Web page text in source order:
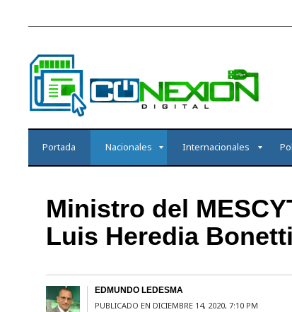
Portada Nacionales Internacionales
Ministro del
Luis Heredia
EDMUNDO LEDESMA
PUBLICADO EN DICIEMBRE 14, 2020, 7:10 PM